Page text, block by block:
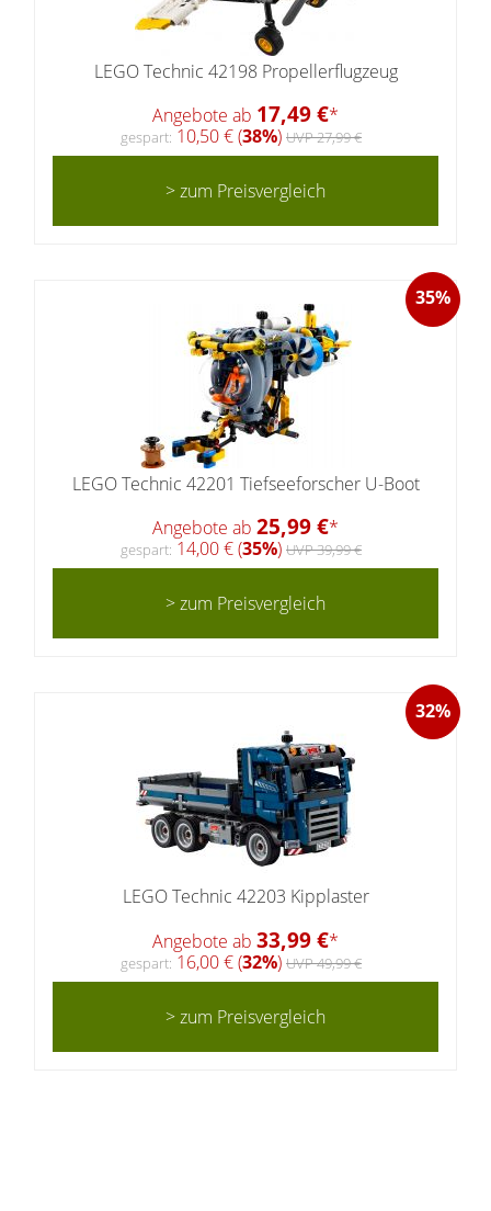
LEGO Technic 42198 Propellerflugzeug
Angebote ab 17,49 €*
gespart: 10,50 € (38%) UVP 27,99 €
> zum Preisvergleich
35%
LEGO Technic 42201 Tiefseeforscher U-Boot
Angebote ab 25,99 €*
gespart: 14,00 € (35%) UVP 39,99 €
> zum Preisvergleich
32%
LEGO Technic 42203 Kipplaster
Angebote ab 33,99 €*
gespart: 16,00 € (32%) UVP 49,99 €
> zum Preisvergleich